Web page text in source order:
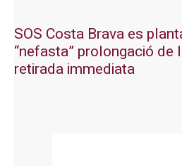
SOS Costa Brava es
“nefasta” prolongació de
retirada immediata